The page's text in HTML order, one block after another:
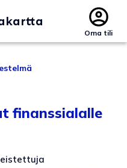
Oma tili
finanssialalle